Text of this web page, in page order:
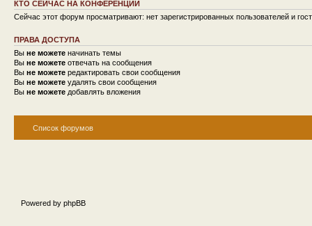
КТО СЕЙЧАС НА КОНФЕРЕНЦИИ
Сейчас этот форум просматривают: нет зарегистрированных пользователей и
ПРАВА ДОСТУПА
Вы не можете начинать темы
Вы не можете отвечать на сообщения
Вы не можете редактировать свои сообщения
Вы не можете удалять свои сообщения
Вы не можете добавлять вложения
Список форумов
Powered by phpBB